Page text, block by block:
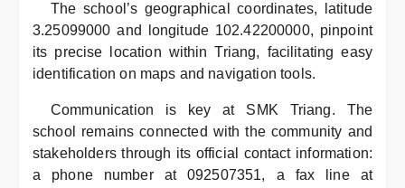
The school’s geographical coordinates, latitude
3.25099000 and longitude 102.42200000, pinpoint
its precise location within Triang, facilitating easy
identification on maps and navigation tools.
Communication is key at SMK Triang. The
school remains connected with the community and
stakeholders through its official contact information:
a phone number at 092507351, a fax line at